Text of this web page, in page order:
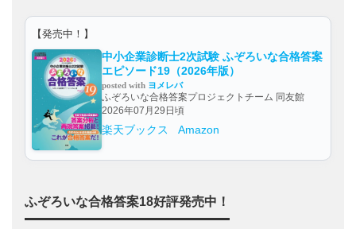
【発売中！】
中小企業診断士2次試験 ふぞろいな合格答案
エピソード19（2026年版）
posted with ヨメレバ
ふぞろいな合格答案プロジェクトチーム 同友館
2026年07月29日頃
楽天ブックス Amazon
ふぞろいな合格答案18好評発売中！